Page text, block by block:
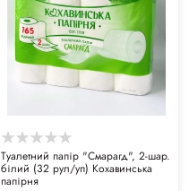
Туалетний папір "Смарагд", 2-шар.
білий (32 рул/уп) Кохавинська
папірня